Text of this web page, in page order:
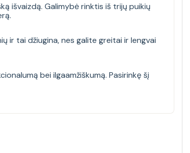
išvaizdą. Galimybė rinktis iš trijų puikių
ir tai džiugina, nes galite greitai ir lengvai
bei ilgaamžiškumą. Pasirinkę šį